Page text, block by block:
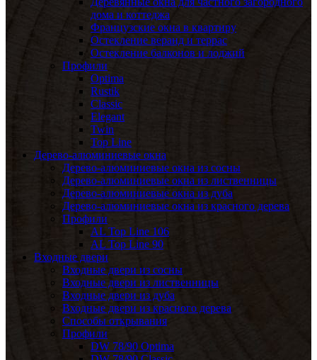
дома и коттеджа
Французские окна в квартиру
Остекление веранд и террас
Остекление балконов и лоджий
Профили
Optima
Rustik
Classic
Elegant
Twin
Top Line
Дерево-алюминиевые окна
Дерево-алюминиевые окна из сосны
Дерево-алюминиевые окна из лиственницы
Дерево-алюминиевые окна из дуба
Дерево-алюминиевые окна из красного дерева
Профили
AL Top Line 106
AL Top Line 90
Входные двери
Входные двери из сосны
Входные двери из лиственницы
Входные двери из дуба
Входные двери из красного дерева
Способы открывания
Профили
DW 78/90 Optima